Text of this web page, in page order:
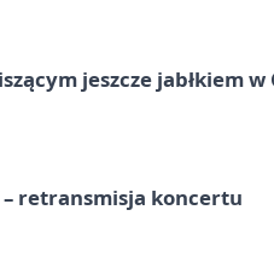
jeszcze jabłkiem w
retransmisja koncertu